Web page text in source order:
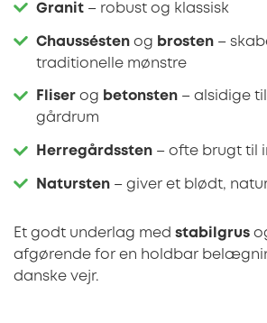
Granit – robust og klassisk
Chaussésten og brosten –
traditionelle mønstre
Fliser og betonsten – alsidige
gårdrum
Herregårdssten – ofte brugt til
Natursten – giver et blødt,
Et godt underlag med stabilgrus
afgørende for en holdbar
danske vejr.